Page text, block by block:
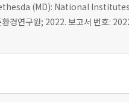
(MD): National
경연구원; 2022. 보고서 번호: